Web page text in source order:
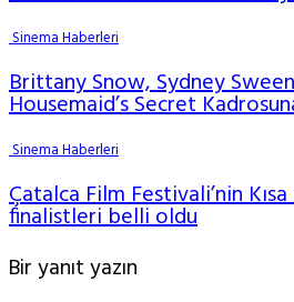
Sinema Haberleri
Brittany Snow, Sydney
Housemaid’s Secret
Sinema Haberleri
Çatalca Film Festivali’nin Kısa
finalistleri belli oldu
Bir yanıt yazın